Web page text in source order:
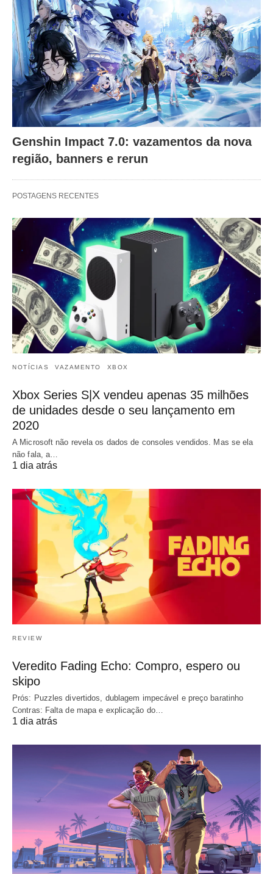
Genshin Impact 7.0: vazamentos da nova
região, banners e rerun
POSTAGENS RECENTES
NOTÍCIAS VAZAMENTO XBOX
Xbox Series S|X vendeu apenas 35 milhões
de unidades desde o seu lançamento em
2020
A Microsoft não revela os dados de consoles vendidos. Mas se ela
não fala, a…
1 dia atrás
REVIEW
Veredito Fading Echo: Compro, espero ou
skipo
Prós: Puzzles divertidos, dublagem impecável e preço baratinho
Contras: Falta de mapa e explicação do…
1 dia atrás